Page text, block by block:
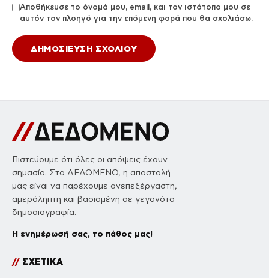
Αποθήκευσε το όνομά μου, email, και τον ιστότοπο μου σε
αυτόν τον πλοηγό για την επόμενη φορά που θα σχολιάσω.
Πιστεύουμε ότι όλες οι απόψεις έχουν
σημασία. Στο ΔΕΔΟΜΕΝΟ, η αποστολή
μας είναι να παρέχουμε ανεπεξέργαστη,
αμερόληπτη και βασισμένη σε γεγονότα
δημοσιογραφία.
Η ενημέρωσή σας, το πάθος μας!
//ΣΧΕΤΙΚΑ